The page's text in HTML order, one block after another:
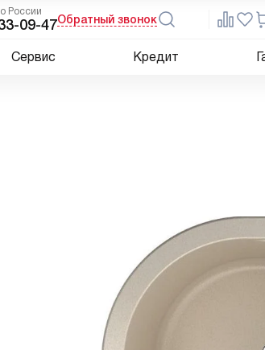
России
09-47Обратный звонок
Сервис Кредит